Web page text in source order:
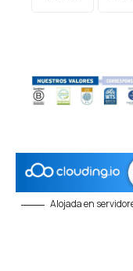
Alojada en